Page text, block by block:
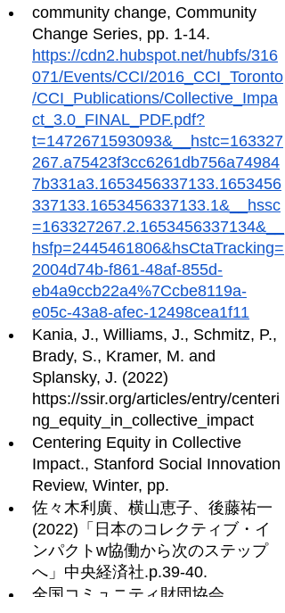
community change, Community
Change Series, pp. 1-14.
https://cdn2.hubspot.net/hubfs/316
071/Events/CCI/2016_CCI_Toronto
/CCI_Publications/Collective_Impa
ct_3.0_FINAL_PDF.pdf?
t=1472671593093&__hstc=163327
267.a75423f3cc6261db756a74984
7b331a3.1653456337133.1653456
337133.1653456337133.1&__hssc
=163327267.2.1653456337134&__
hsfp=2445461806&hsCtaTracking=
2004d74b-f861-48af-855d-
eb4a9ccb22a4%7Ccbe8119a-
e05c-43a8-afec-12498cea1f11
Kania, J., Williams, J., Schmitz, P.,
Brady, S., Kramer, M. and
Splansky, J. (2022)
https://ssir.org/articles/entry/centeri
ng_equity_in_collective_impact
Centering Equity in Collective
Impact., Stanford Social Innovation
Review, Winter, pp.
佐々木利廣、横山恵子、後藤祐一
(2022)「日本のコレクティブ・イ
ンパクトw協働から次のステップ
へ」中央経済社.p.39-40.
全国コミュニティ財団協会